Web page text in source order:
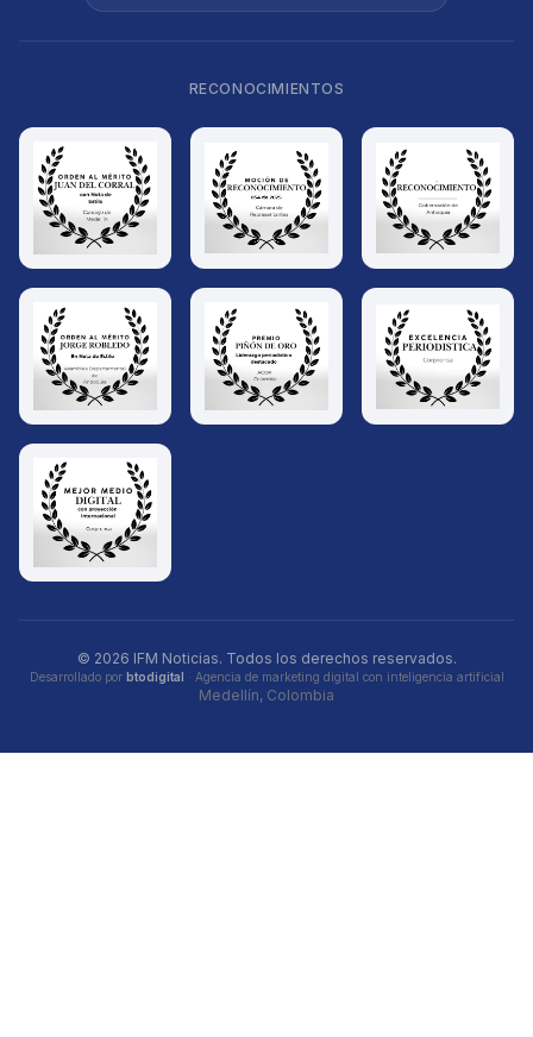
RECONOCIMIENTOS
© 2026 IFM Noticias. Todos los derechos reservados.
Desarrollado por btodigital · Agencia de marketing digital con inteligencia artificial
Medellín, Colombia